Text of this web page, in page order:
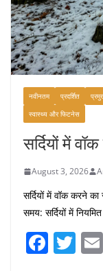
नवीनतम प्रदर्शित
स्वास्थ्य और फिटनेस
सर्दियों में
August 3, 2026
सर्दियों में वॉक करने
समय: सर्दियों में
F T